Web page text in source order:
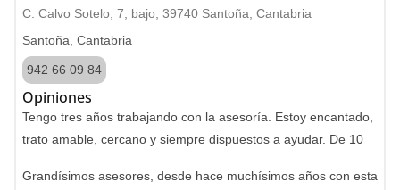
C. Calvo Sotelo, 7, bajo, 39740 Santoña, Cantabria
Santoña, Cantabria
942 66 09 84
Opiniones
Tengo tres años trabajando con la asesoría. Estoy encantado,
trato amable, cercano y siempre dispuestos a ayudar. De 10
Grandísimos asesores, desde hace muchísimos años con esta